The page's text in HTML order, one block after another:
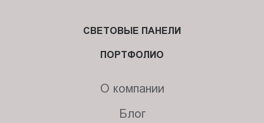
СВЕТОВЫЕ ПАНЕЛИ
ПОРТФОЛИО
О компании
Блог